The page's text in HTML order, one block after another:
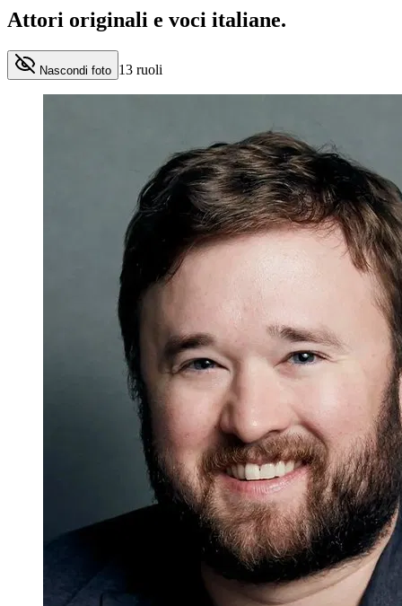
Attori originali e voci italiane.
Nascondi foto 13 ruoli